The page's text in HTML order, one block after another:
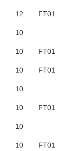
12 FT01
10
10 FT01
10 FT01
10
10 FT01
10
10 FT01